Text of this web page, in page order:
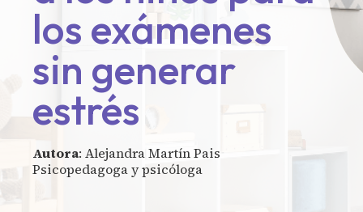
los exámenes
sin generar
estrés
Autora: Alejandra Martín Pais
Psicopedagoga y psicóloga